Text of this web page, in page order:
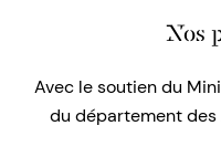
Nos
Avec le soutien du
du département